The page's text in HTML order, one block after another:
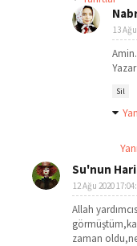
13
Amin.
Sil
Su'nun
12 Ağu 2020
Allah
zaman